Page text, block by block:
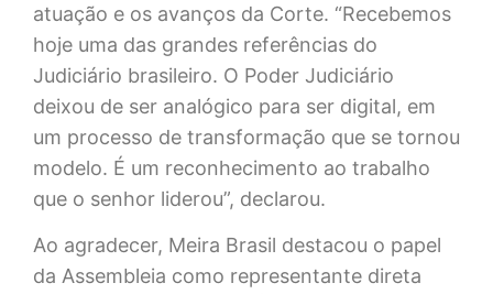
atuação e os avanços da Corte. “Recebemos
hoje uma das grandes referências do
Judiciário brasileiro. O Poder Judiciário
deixou de ser analógico para ser digital, em
um processo de transformação que se tornou
modelo. É um reconhecimento ao trabalho
que o senhor liderou”, declarou.
Ao agradecer, Meira Brasil destacou o papel
da Assembleia como representante direta